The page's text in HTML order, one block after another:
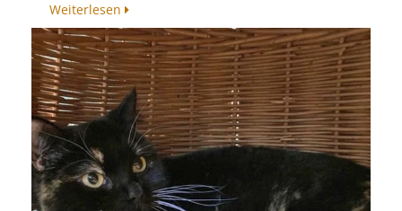
Weiterlesen